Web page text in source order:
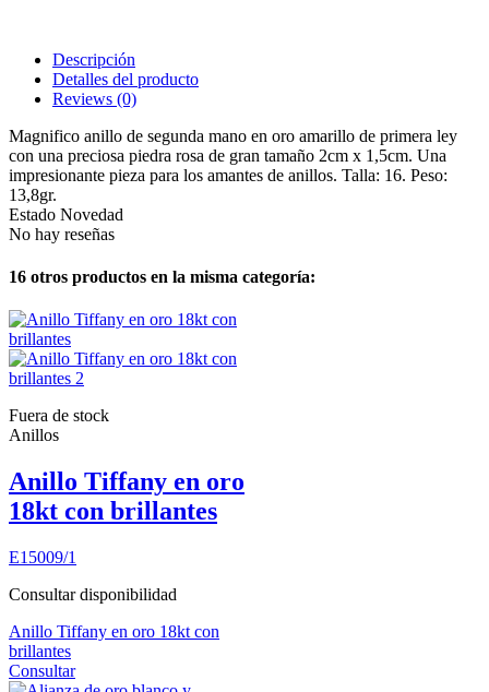
Descripción
Detalles del producto
Reviews (0)
Magnifico anillo de segunda mano en oro amarillo de primera ley
con una preciosa piedra rosa de gran tamaño 2cm x 1,5cm. Una
impresionante pieza para los amantes de anillos. Talla: 16. Peso:
13,8gr.
Estado Novedad
No hay reseñas
16 otros productos en la misma categoría:
Fuera de stock
Anillos
Anillo Tiffany en oro
18kt con brillantes
E15009/1
Consultar disponibilidad
Anillo Tiffany en oro 18kt con
brillantes
Consultar